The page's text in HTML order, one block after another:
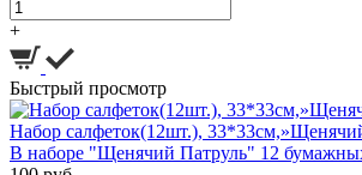
+
Быстрый просмотр
Набор салфеток(12шт.),
В наборе "Щенячий Патруль" 12